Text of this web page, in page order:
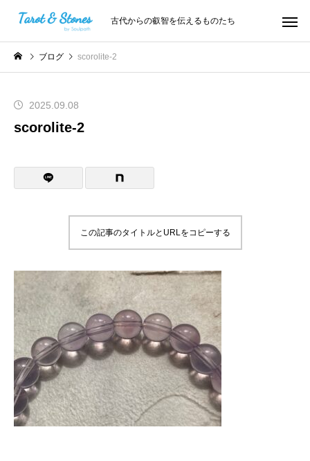
古代からの叡智を伝えるものたち
ブログ scorolite-2
2025.09.08
scorolite-2
この記事のタイトルとURLをコピーする